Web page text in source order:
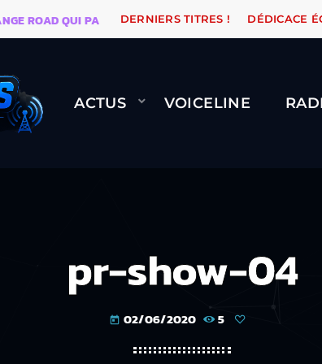
QUI PASSE, ÇA LE FAIT ! NAMI
DERNIERS TITRES ! DÉDICACE
ACTUS VOICELINE
pr-show-04
today 02/06/2020 5